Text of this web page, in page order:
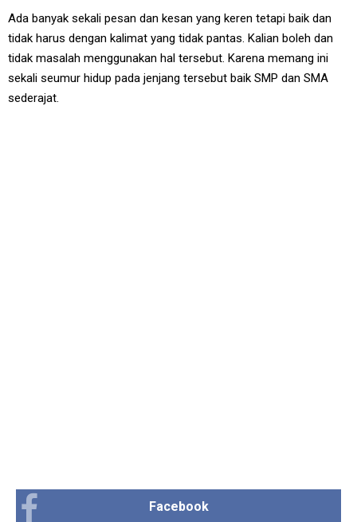
Ada banyak sekali pesan dan kesan yang keren tetapi baik dan
tidak harus dengan kalimat yang tidak pantas. Kalian boleh dan
tidak masalah menggunakan hal tersebut. Karena memang ini
sekali seumur hidup pada jenjang tersebut baik SMP dan SMA
sederajat.
Facebook